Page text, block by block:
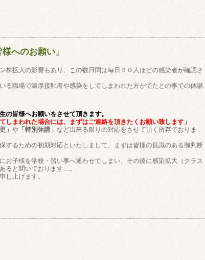
へのお願い」
株拡大の影響もあり、この数日間は毎日４０人ほどの感染者が確認さ
る職場で濃厚接触者や感染をしてしまわれた方がでたとの事での休講
の皆様へお願いをさせて頂きます。
しまわれた場合には、まずはご連絡を頂きたくお願い致します」
」 や 「特別休講」 など出来る限りの対応をさせて頂く所存でおりま
するための初期対応といたしまして、まずは皆様の良識のある御判断
お子様を学校・習い事へ通わせてしまい、その後に感染拡大（クラス
ると聞いております…。
し上げます。